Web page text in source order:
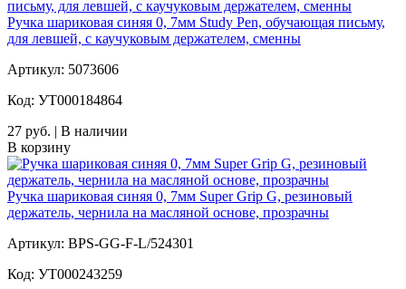
Ручка шариковая синяя 0, 7мм Study Pen, обучающая письму,
для левшей, с каучуковым держателем, сменны
Артикул: 5073606
Код: УТ000184864
27 руб. | В наличии
В корзину
Ручка шариковая синяя 0, 7мм Super Grip G, резиновый
держатель, чернила на масляной основе, прозрачны
Артикул: BPS-GG-F-L/524301
Код: УТ000243259